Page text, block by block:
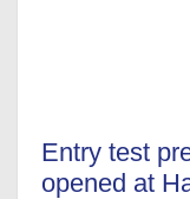
Entry test
opened at